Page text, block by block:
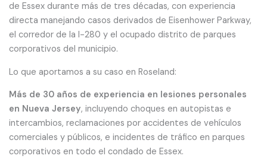
de Essex durante más de tres décadas, con experiencia
directa manejando casos derivados de Eisenhower Parkway,
el corredor de la I-280 y el ocupado distrito de parques
corporativos del municipio.
Lo que aportamos a su caso en Roseland:
Más de 30 años de experiencia en lesiones personales
en Nueva Jersey, incluyendo choques en autopistas e
intercambios, reclamaciones por accidentes de vehículos
comerciales y públicos, e incidentes de tráfico en parques
corporativos en todo el condado de Essex.